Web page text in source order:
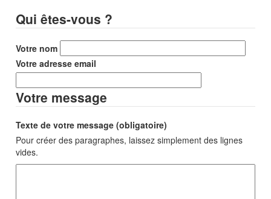
Qui êtes-vous ?
Votre nom
Votre adresse email
Votre message
Texte de votre message (obligatoire)
Pour créer des paragraphes, laissez simplement des lignes
vides.